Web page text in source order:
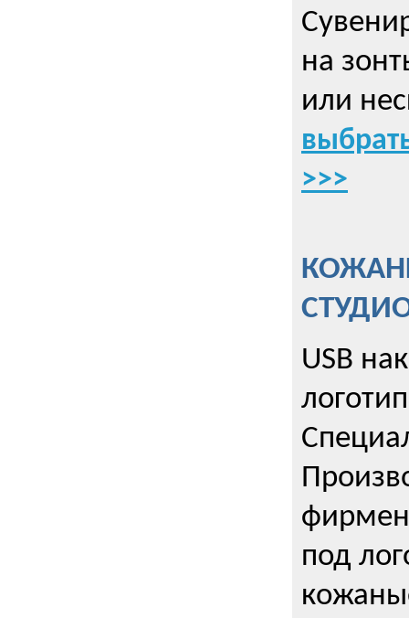
на
или
>>>
USB
под